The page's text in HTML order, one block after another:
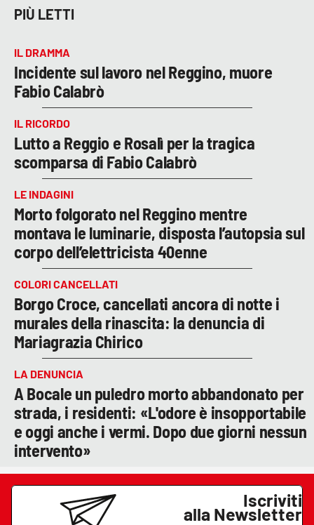
PIÙ LETTI
IL DRAMMA
Incidente sul lavoro nel Reggino, muore
Fabio Calabrò
IL RICORDO
Lutto a Reggio e Rosalì per la tragica
scomparsa di Fabio Calabrò
LE INDAGINI
Morto folgorato nel Reggino mentre
montava le luminarie, disposta l’autopsia sul
corpo dell’elettricista 40enne
COLORI CANCELLATI
Borgo Croce, cancellati ancora di notte i
murales della rinascita: la denuncia di
Mariagrazia Chirico
LA DENUNCIA
A Bocale un puledro morto abbandonato per
strada, i residenti: «L'odore è insopportabile
e oggi anche i vermi. Dopo due giorni nessun
intervento»
Iscriviti
alla Newsletter